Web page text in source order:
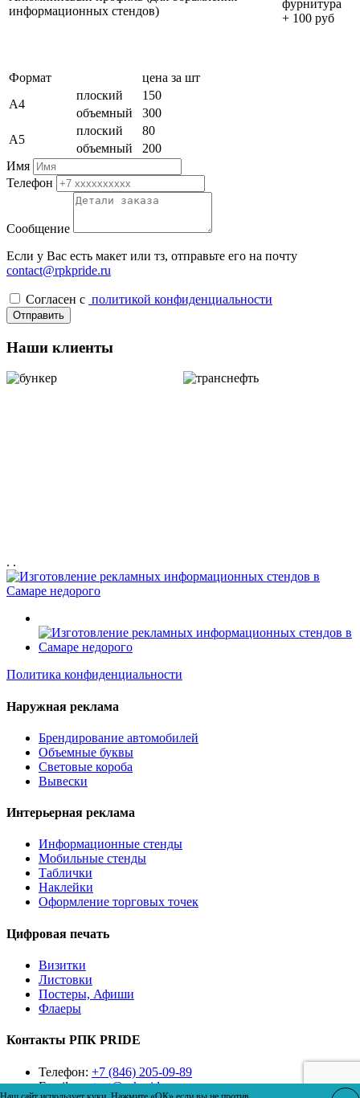
информационных стендов)
фурнитура
+ 100 руб
Формат
цена за шт
А4
плоский
150
объемный
300
А5
плоский
80
объемный
200
Имя
Телефон
Сообщение
Если у Вас есть макет или тз, отправьте его на почту
contact@rpkpride.ru
Cогласен с политикой конфиденциальности
Отправить
Наши клиенты
. .
Политика конфиденциальности
Наружная реклама
Брендирование автомобилей
Объемные буквы
Световые короба
Вывески
Интерьерная реклама
Информационные стенды
Мобильные стенды
Таблички
Наклейки
Оформление торговых точек
Цифровая печать
Визитки
Листовки
Постеры, Афиши
Флаеры
Контакты РПК PRIDE
Телефон: +7 (846) 205-09-89
Email: contact@rpkpride.ru